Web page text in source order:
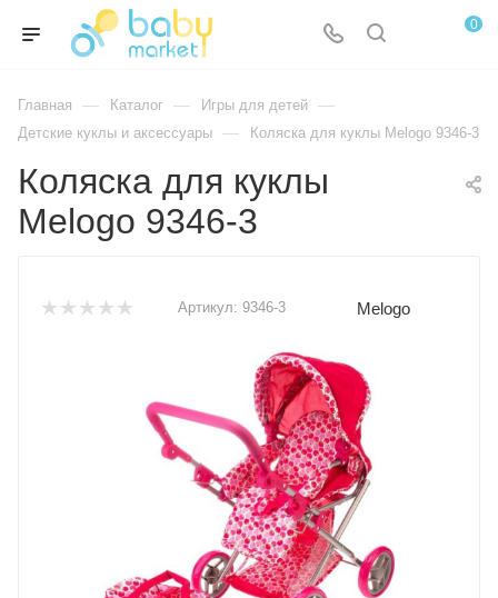
0
Главная — Каталог — Игры для детей —
Детские куклы и аксессуары — Коляска для куклы Melogo 9346-3
Коляска для куклы
Melogo 9346-3
Артикул: 9346-3 Melogo